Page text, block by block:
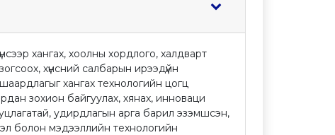
хангах, хоолны хордлого, халдварт
хүнсний салбарын ирээдүйн
хангах технологийн цогц
зохион байгуулах, хянах, инноваци
удирдлагын арга барил эзэмшсэн,
болон мэдээллийн технологийн